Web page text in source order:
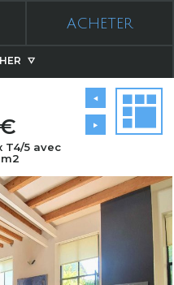
ACHETER
T4/5 avec